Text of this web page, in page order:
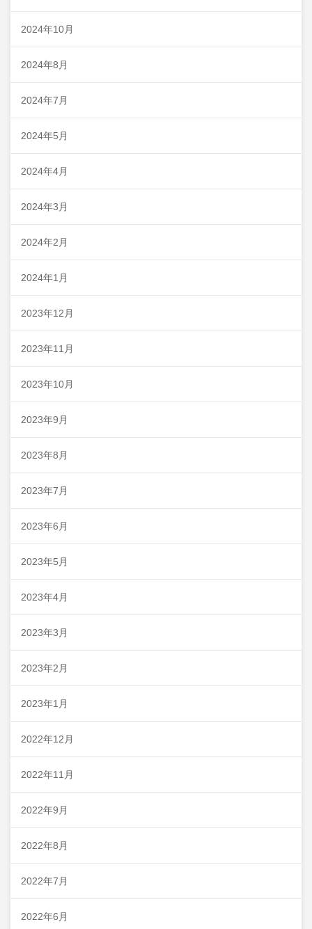
2024年10月
2024年8月
2024年7月
2024年5月
2024年4月
2024年3月
2024年2月
2024年1月
2023年12月
2023年11月
2023年10月
2023年9月
2023年8月
2023年7月
2023年6月
2023年5月
2023年4月
2023年3月
2023年2月
2023年1月
2022年12月
2022年11月
2022年9月
2022年8月
2022年7月
2022年6月